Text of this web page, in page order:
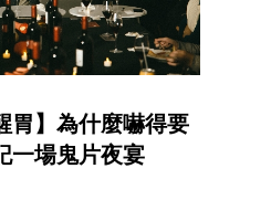
胃】為什麼嚇得要
一場鬼片夜宴